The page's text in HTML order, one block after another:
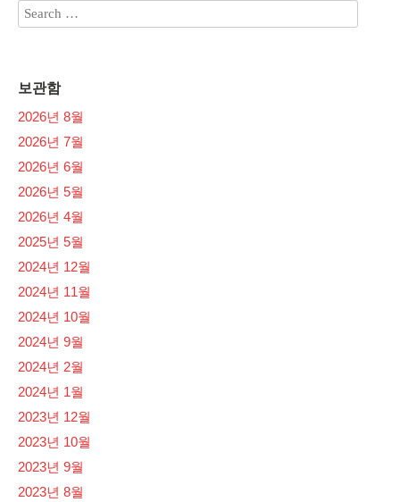
보관함
2026년 8월
2026년 7월
2026년 6월
2026년 5월
2026년 4월
2025년 5월
2024년 12월
2024년 11월
2024년 10월
2024년 9월
2024년 2월
2024년 1월
2023년 12월
2023년 10월
2023년 9월
2023년 8월